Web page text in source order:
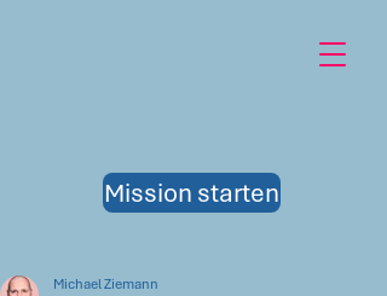
Mission starten
Michael Ziemann